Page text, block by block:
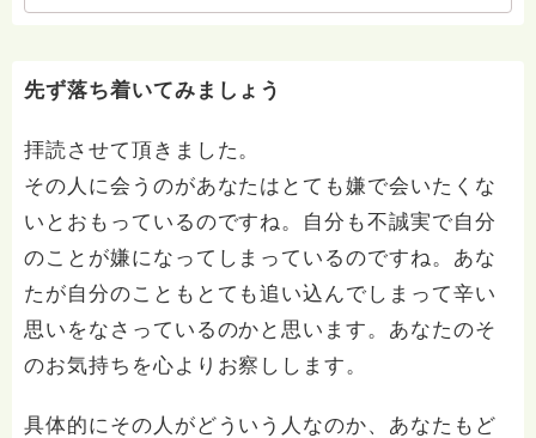
いて、あなたに向き合っています。 ですので、過去の
いします。 ※個別相談は、hasunohaオンライン相談よ
受け付けておりません。また夜中や早朝の電話もご遠慮
ください。 法務を優先させてください。
先ず落ち着いてみましょう
拝読させて頂きました。
その人に会うのがあなたはとても嫌で会いたくな
いとおもっているのですね。自分も不誠実で自分
のことが嫌になってしまっているのですね。あな
たが自分のこともとても追い込んでしまって辛い
思いをなさっているのかと思います。あなたのそ
のお気持ちを心よりお察しします。
具体的にその人がどういう人なのか、あなたもど